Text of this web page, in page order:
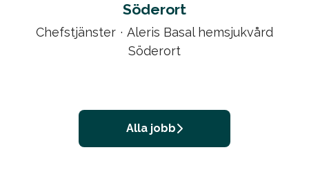
Söderort
Chefstjänster · Aleris Basal hemsjukvård
Söderort
Alla jobb